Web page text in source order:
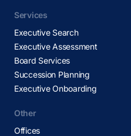
Services
Executive Search
Executive Assessment
Board Services
Succession Planning
Executive Onboarding
Other
Offices